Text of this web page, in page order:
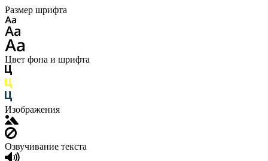
Размер шрифта
Цвет фона и шрифта
Изображения
Озвучивание текста